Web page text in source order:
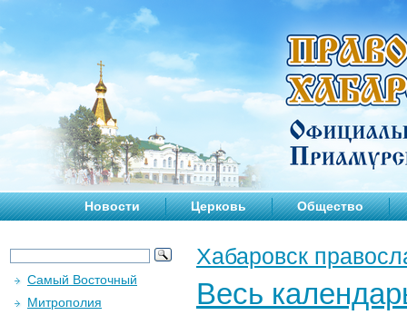
Новости Церковь Общество
Хабаровск
Весь
Самый Восточный
Митрополия